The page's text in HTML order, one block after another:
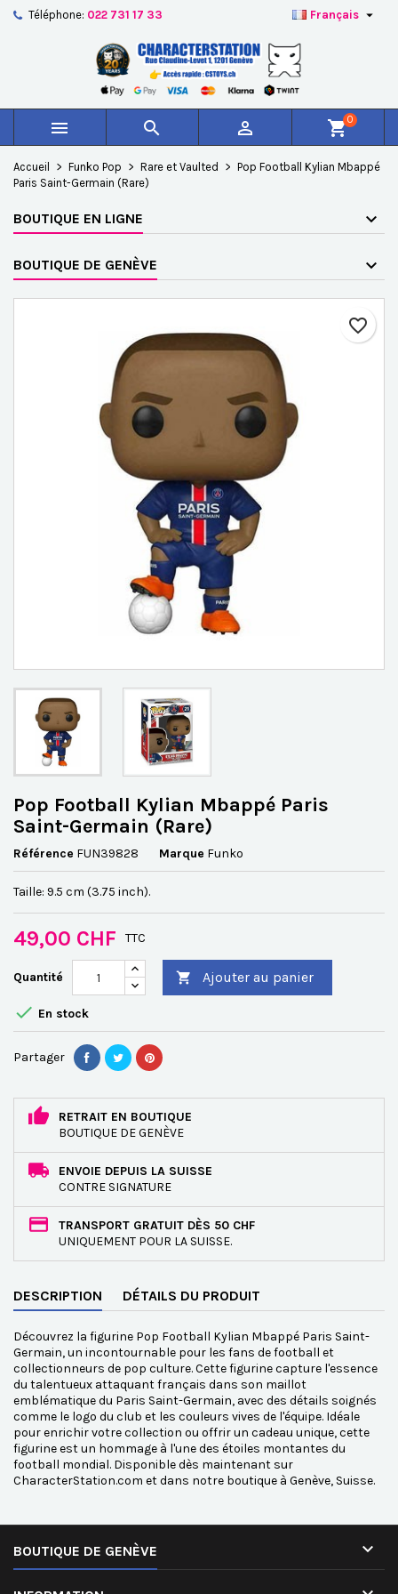
Téléphone: 022 731 17 33 Français 
   shopping_cart0
Accueil Funko Pop Rare et Vaulted
Pop Football Kylian Mbappé
Paris Saint-Germain (Rare)
BOUTIQUE EN LIGNE
BOUTIQUE DE GENÈVE
favorite_border
Pop Football Kylian Mbappé Paris
Saint-Germain (Rare)
Référence FUN39828 Marque Funko
Taille: 9.5 cm (3.75 inch).
49,00 CHF TTC
Quantité  Ajouter au panier
 En stock
Partager
RETRAIT EN BOUTIQUE
BOUTIQUE DE GENÈVE
ENVOIE DEPUIS LA SUISSE
CONTRE SIGNATURE
TRANSPORT GRATUIT DÈS 50 CHF
UNIQUEMENT POUR LA SUISSE.
DESCRIPTION DÉTAILS DU PRODUIT
Découvrez la figurine Pop Football Kylian Mbappé Paris Saint-
Germain, un incontournable pour les fans de football et
collectionneurs de pop culture. Cette figurine capture l'essence
du talentueux attaquant français dans son maillot
emblématique du Paris Saint-Germain, avec des détails soignés
comme le logo du club et les couleurs vives de l'équipe. Idéale
pour enrichir votre collection ou offrir un cadeau unique, cette
figurine est un hommage à l'une des étoiles montantes du
football mondial. Disponible dès maintenant sur
CharacterStation.com et dans notre boutique à Genève, Suisse.
BOUTIQUE DE GENÈVE 
Créer une nouvelle liste
Nom de la liste d'envies
Annuler Créer une liste d'envies
Vous devez être connecté pour ajouter des produits à
votre liste d'envies.